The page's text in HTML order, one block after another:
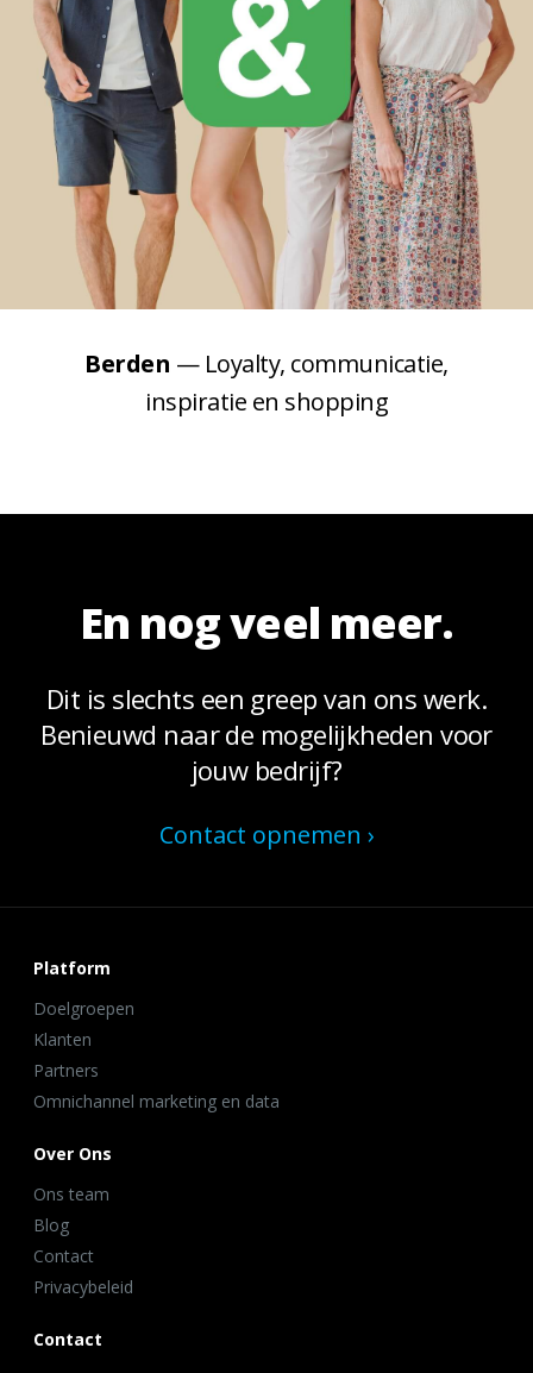
Berden — Loyalty, communicatie,
inspiratie en shopping
En nog veel meer.
Dit is slechts een greep van ons werk.
Benieuwd naar de mogelijk­heden voor
jouw bedrijf?
Contact opnemen ›
Platform
Doelgroepen
Klanten
Partners
Omnichannel marketing en data
Over Ons
Ons team
Blog
Contact
Privacybeleid
Contact